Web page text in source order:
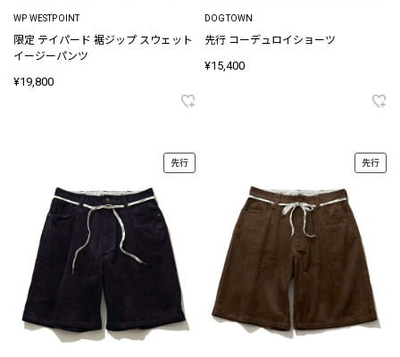
WP WESTPOINT
限定 テイパード 裾ジップ スウェット
イージーパンツ
¥19,800
DOGTOWN
先行 コーデュロイショーツ
¥15,400
先行 先行